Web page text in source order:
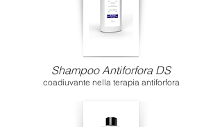
Shampoo Antiforfora DS
coadiuvante nella terapia antiforfora